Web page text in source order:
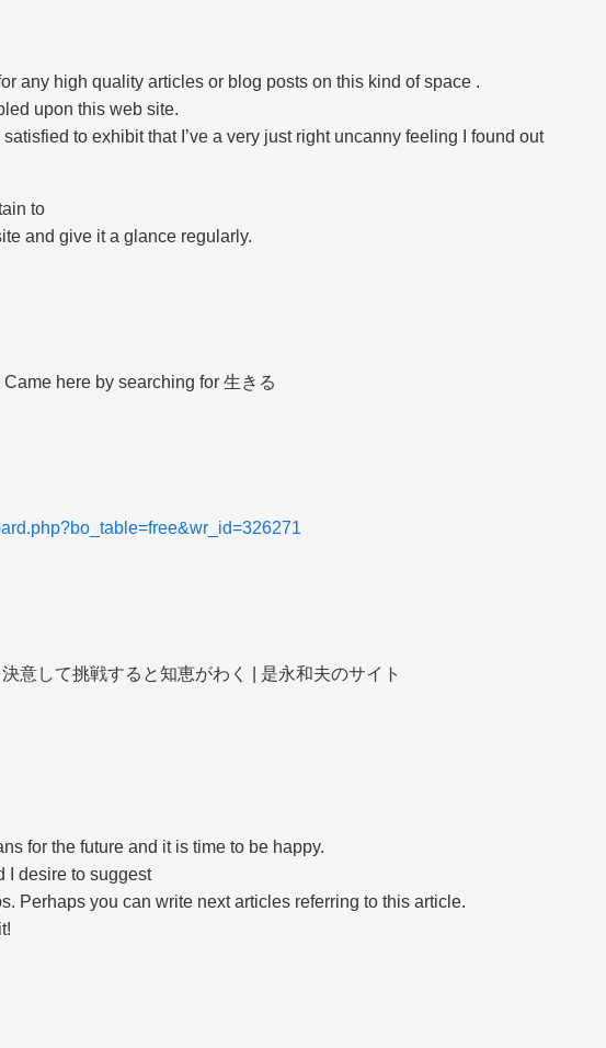
any high quality articles or blog posts on this kind of space .
upon this web site.
to exhibit that I’ve a very just right uncanny feeling I found out
to
and give it a glance regularly.
here by searching for 生きる
意して挑戦すると知恵がわく | 是永和夫のサイト
for the future and it is time to be happy.
I desire to suggest
Perhaps you can write next articles referring to this article.